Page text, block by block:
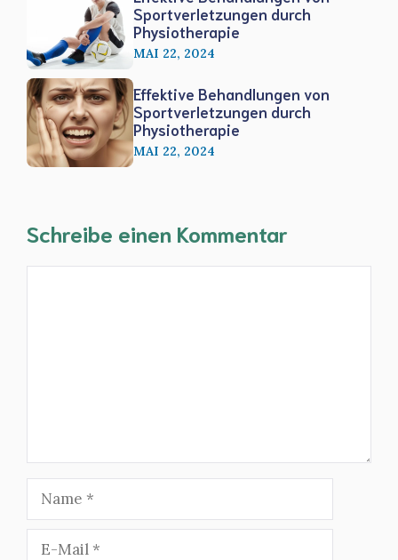
Sportverletzungen durch
Physiotherapie
MAI 22, 2024
Effektive Behandlungen von
Sportverletzungen durch
Physiotherapie
MAI 22, 2024
Schreibe einen Kommentar